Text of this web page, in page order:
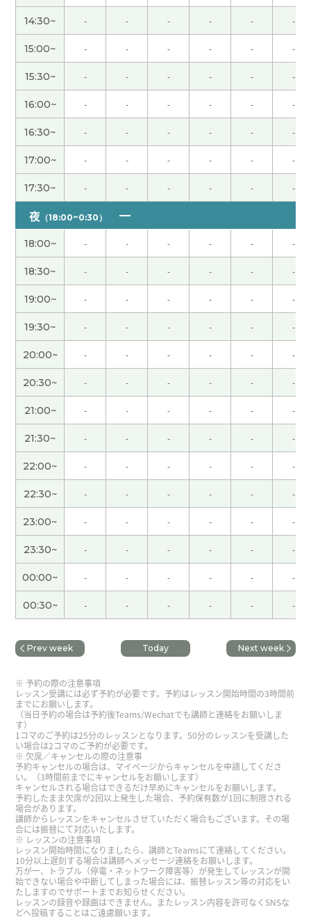
谢谢, 一直用容易理解的话上课。我每次很期待上你
的课。
谢谢你，一直用容易理解的话上课。
谢谢你，我每次很期待上你的课。下次见。
谢谢老师 我想试一试考HSK 如果可以预约了我想问
一问 那下次见( 男性 )
谢谢，一直用容易理解的话上课。我每次很期待上
你的课。
今天上课谢谢你。很期待上下次你的课!
今天上课谢谢你。很期待上下次你的课!
谢谢老师。一直用容易理解的话上课。我每次很期
待上你的课。
谢谢老师。一直用容易理解的话上课。我每次很期
待上你的课。
谢谢老师 下次见 ( 男性 )
谢谢老师，每次都开心。我期待下次上课。下次
见！
谢谢您给我上课。谢谢您帮我写不懂的生词，拼
音。我要继续努力努力吧。现在红叶的季节，希望
有机会您来看看日本的红叶～ 那期待下次再见，谢
谢！( 男性 )
非常感谢。 我期待下次上你的课。
谢谢老师 今天也很开心了！下次再聊！ ( 男性 )
谢谢，今天的课非常有意思了。下次见!
谢谢您的课。11月的台风很奇怪。但是下周的天气
很好，所以没有问题。下次再见！
不好意思哦( 男性 )
谢谢老师 再聊吧！( 男性 )
谢谢老师！ 今天也很开心 、聊了很多呀 12月我去乌
镇的时候.老师来不来🤔哈哈😄 下次再聊吧！( 男性
)
14:30~ - - - - - -
15:00~ - - - - - -
15:30~ - - - - - -
16:00~ - - - - - -
16:30~ - - - - - -
17:00~ - - - - - -
17:30~ - - - - - -
夜 （18:00~0:30）
18:00~ - - - - - -
18:30~ - - - - - -
19:00~ - - - - - -
19:30~ - - - - - -
20:00~ - - - - - -
20:30~ - - - - - -
21:00~ - - - - - -
21:30~ - - - - - -
22:00~ - - - - - -
22:30~ - - - - - -
23:00~ - - - - - -
23:30~ - - - - - -
00:00~ - - - - - -
00:30~ - - - - - -
Prev week Today Next week
予約の際の注意事項
レッスン受講には必ず予約が必要です。予約はレッスン開始時間の3時間前
までにお願いします。
（当日予約の場合は予約後Teams/Wechatでも講師と連絡をお願いしま
す）
1コマのご予約は25分のレッスンとなります。50分のレッスンを受講した
い場合は2コマのご予約が必要です。
欠席／キャンセルの際の注意事
予約キャンセルの場合は、マイページからキャンセルを申請してくださ
い。（3時間前までにキャンセルをお願いします）
キャンセルされる場合はできるだけ早めにキャンセルをお願いします。
予約したまま欠席が2回以上発生した場合、予約保有数が1回に制限される
場合があります。
講師からレッスンをキャンセルさせていただく場合もございます。その場
合には振替にて対応いたします。
レッスンの注意事項
レッスン開始時間になりましたら、講師とTeamsにて連絡してください。
10分以上遅刻する場合は講師へメッセージ連絡をお願いします。
万が一、トラブル（停電・ネットワーク障害等）が発生してレッスンが開
始できない場合や中断してしまった場合には、振替レッスン等の対応をい
たしますのでサポートまでお知らせください。
レッスンの録音や録画はできません。またレッスン内容を許可なくSNSな
どへ投稿することはご遠慮願います。